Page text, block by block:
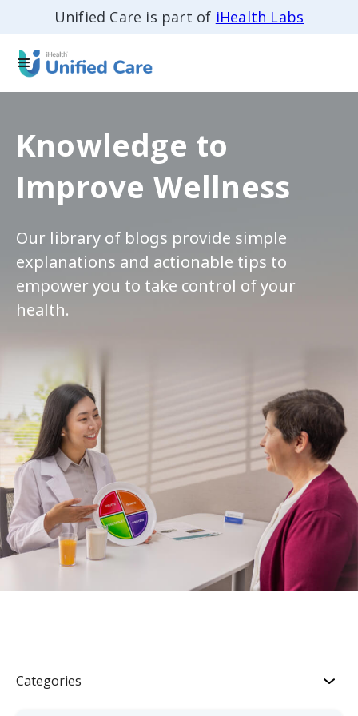
Unified Care is part of iHealth Labs
Knowledge to
Improve Wellness
Our library of blogs provide simple
explanations and actionable tips to
empower you to take control of your
health.
Categories